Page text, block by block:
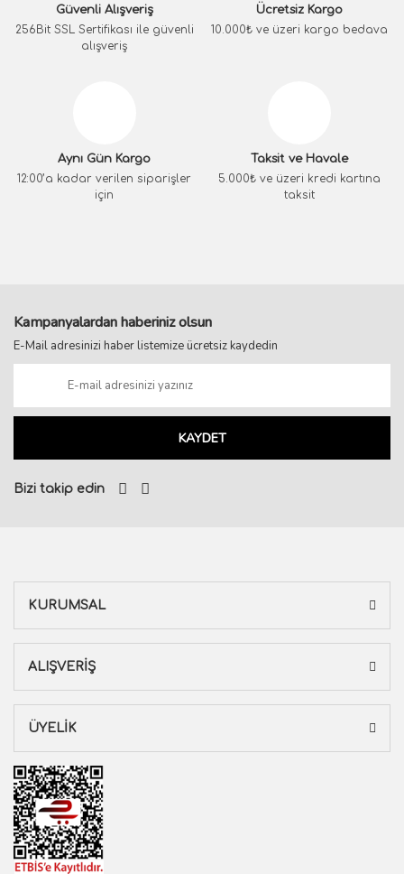
Güvenli Alışveriş
256Bit SSL Sertifikası ile güvenli
alışveriş
Ücretsiz Kargo
10.000₺ ve üzeri kargo bedava
Aynı Gün Kargo
12:00’a kadar verilen siparişler
için
Taksit ve Havale
5.000₺ ve üzeri kredi kartına
taksit
Kampanyalardan haberiniz olsun
E-Mail adresinizi haber listemize ücretsiz kaydedin
KAYDET
Bizi takip edin
KURUMSAL
ALIŞVERİŞ
ÜYELİK